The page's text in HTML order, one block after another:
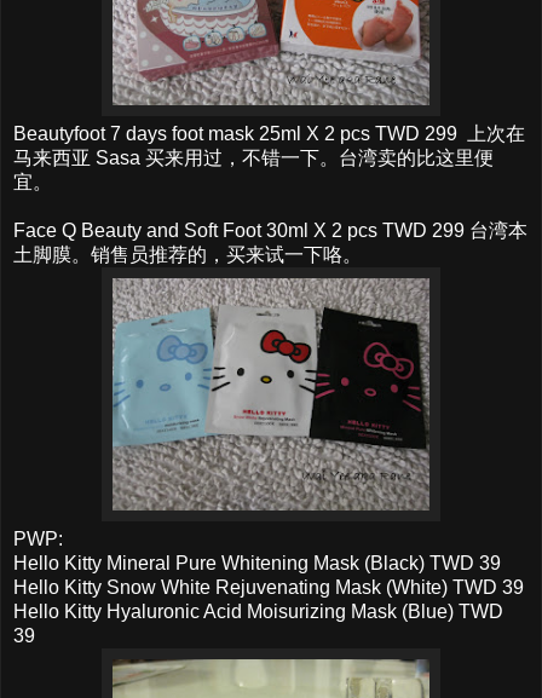
Beautyfoot 7 days foot mask 25ml X 2 pcs TWD 299 上次在
马来西亚 Sasa 买来用过，不错一下。台湾卖的比这里便
宜。
Face Q Beauty and Soft Foot 30ml X 2 pcs TWD 299 台湾本
土脚膜。销售员推荐的，买来试一下咯。
PWP:
Hello Kitty Mineral Pure Whitening Mask (Black) TWD 39
Hello Kitty Snow White Rejuvenating Mask (White) TWD 39
Hello Kitty Hyaluronic Acid Moisurizing Mask (Blue) TWD
39